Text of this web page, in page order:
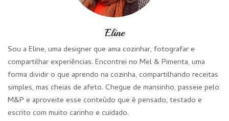
Eline
Sou a Eline, uma designer que ama cozinhar, fotografar e
compartilhar experiências. Encontrei no Mel & Pimenta, uma
forma dividir o que aprendo na cozinha, compartilhando receitas
simples, mas cheias de afeto. Chegue de mansinho, passeie pelo
M&P e aproveite esse conteúdo que é pensado, testado e
escrito com muito carinho e cuidado.